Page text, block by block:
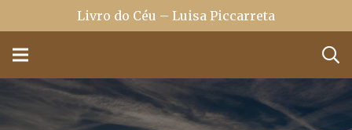
Livro do Céu – Luisa Piccarreta